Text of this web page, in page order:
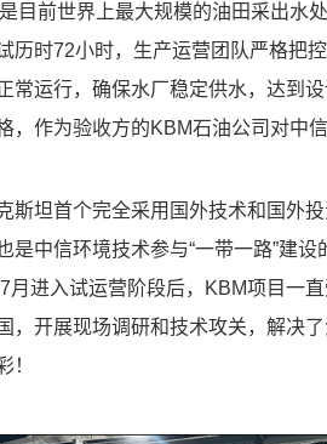
目前世界上最大规模的油田采出水
历时72小时，生产运营团队严格把
常运行，确保水厂稳定供水，达到
，作为验收方的KBM石油公司对中
斯坦首个完全采用国外技术和国外
是中信环境技术参与“一带一路”建
月进入试运营阶段后，KBM项目一
，开展现场调研和技术攻关，解决
！